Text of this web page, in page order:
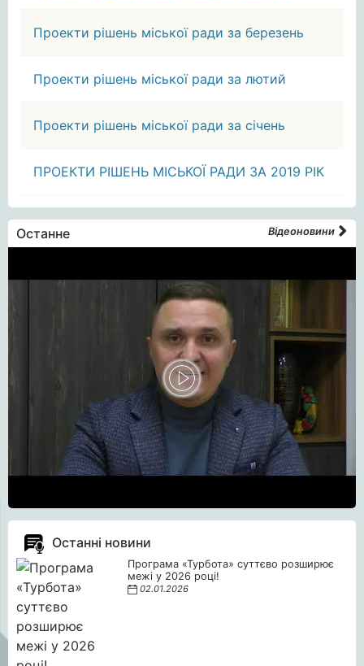
Проекти рішень міської ради за березень
Проекти рішень міської ради за лютий
Проекти рішень міської ради за січень
ПРОЕКТИ РІШЕНЬ МІСЬКОЇ РАДИ ЗА 2019 РІК
Останне Відеоновини
Останні новини
Програма «Турбота» суттєво розширює
межі у 2026 році!
02.01.2026